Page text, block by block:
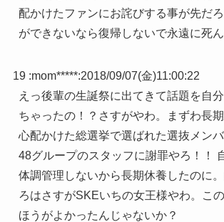
配かけたファンにお詫びする事が先だ
ができないなら復帰しないで永遠に死ん
19 :mom*****:2018/09/07(金)11:00:22
えっ後輩の生誕祭に出てきて話題を自
ちゃったの！？さすがやわ。まずわ長
心配かけた総選挙で選ばれた選抜メンバ
48グループのスタッフに謝罪やろ！！
体調管理しないから長期休養したのに
ろはさすがSKEいちの女王様やわ。こ
ほうがよかったんじゃないか？